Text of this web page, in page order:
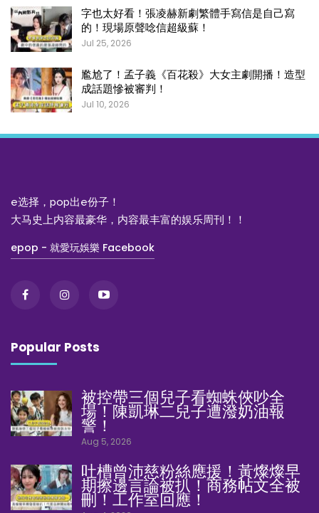
字也太好看！張凌赫新劇繁體手寫信是自己寫
的！現場原聲唸信超級蘇！
Jul 25, 2026
尷尬了！孟子義《百花殺》大女主劇開播！造型
成話題慘被審判！
Jul 10, 2026
e选择，pop出e份子！
大马史上内容最豪华，内容最丰富的娱乐周刊！！
epop - 就愛玩娛樂 Facebook
Popular Posts
被控帶三個兒子看蜘蛛俠吵全
場！陳凱琳二兒子遭潑奶油報
警！
Aug 5, 2026
吐槽曾沛慈粉絲應援！黃燦燦早
期擦邊言論被扒！商務帖文全被
刪！工作室回應！